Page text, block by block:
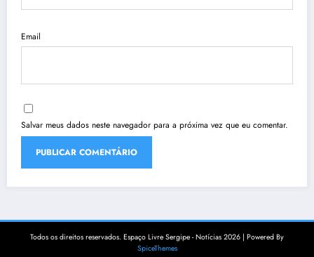
Email
Salvar meus dados neste navegador para a próxima vez que eu comentar.
Todos os direitos reservados. Espaço Livre Sergipe - Notícias 2026 | Powered By
SpiceThemes